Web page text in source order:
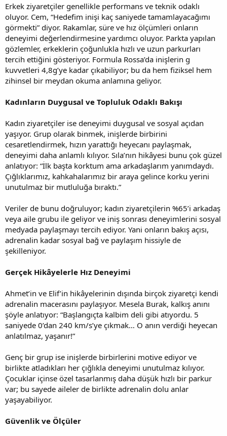
Erkek ziyaretçiler genellikle performans ve teknik odaklı
oluyor. Cem, “Hedefim inişi kaç saniyede tamamlayacağımı
görmekti” diyor. Rakamlar, süre ve hız ölçümleri onların
deneyimi değerlendirmesine yardımcı oluyor. Parkta yapılan
gözlemler, erkeklerin çoğunlukla hızlı ve uzun parkurları
tercih ettiğini gösteriyor. Formula Rossa’da inişlerin g
kuvvetleri 4,8g’ye kadar çıkabiliyor; bu da hem fiziksel hem
zihinsel bir meydan okuma anlamına geliyor.
Kadınların Duygusal ve Topluluk Odaklı Bakışı
Kadın ziyaretçiler ise deneyimi duygusal ve sosyal açıdan
yaşıyor. Grup olarak binmek, inişlerde birbirini
cesaretlendirmek, hızın yarattığı heyecanı paylaşmak,
deneyimi daha anlamlı kılıyor. Sıla’nın hikâyesi bunu çok güzel
anlatıyor: “İlk başta korktum ama arkadaşlarım yanımdaydı.
Çığlıklarımız, kahkahalarımız bir araya gelince korku yerini
unutulmaz bir mutluluğa bıraktı.”
Veriler de bunu doğruluyor; kadın ziyaretçilerin %65’i arkadaş
veya aile grubu ile geliyor ve iniş sonrası deneyimlerini sosyal
medyada paylaşmayı tercih ediyor. Yani onların bakış açısı,
adrenalin kadar sosyal bağ ve paylaşım hissiyle de
şekilleniyor.
Gerçek Hikâyelerle Hız Deneyimi
Ahmet’in ve Elif’in hikâyelerinin dışında birçok ziyaretçi kendi
adrenalin macerasını paylaşıyor. Mesela Burak, kalkış anını
şöyle anlatıyor: “Başlangıçta kalbim deli gibi atıyordu. 5
saniyede 0’dan 240 km/s’ye çıkmak… O anın verdiği heyecan
anlatılmaz, yaşanır!”
Genç bir grup ise inişlerde birbirlerini motive ediyor ve
birlikte atladıkları her çığlıkla deneyimi unutulmaz kılıyor.
Çocuklar içinse özel tasarlanmış daha düşük hızlı bir parkur
var; bu sayede aileler de birlikte adrenalin dolu anlar
yaşayabiliyor.
Güvenlik ve Ölçüler